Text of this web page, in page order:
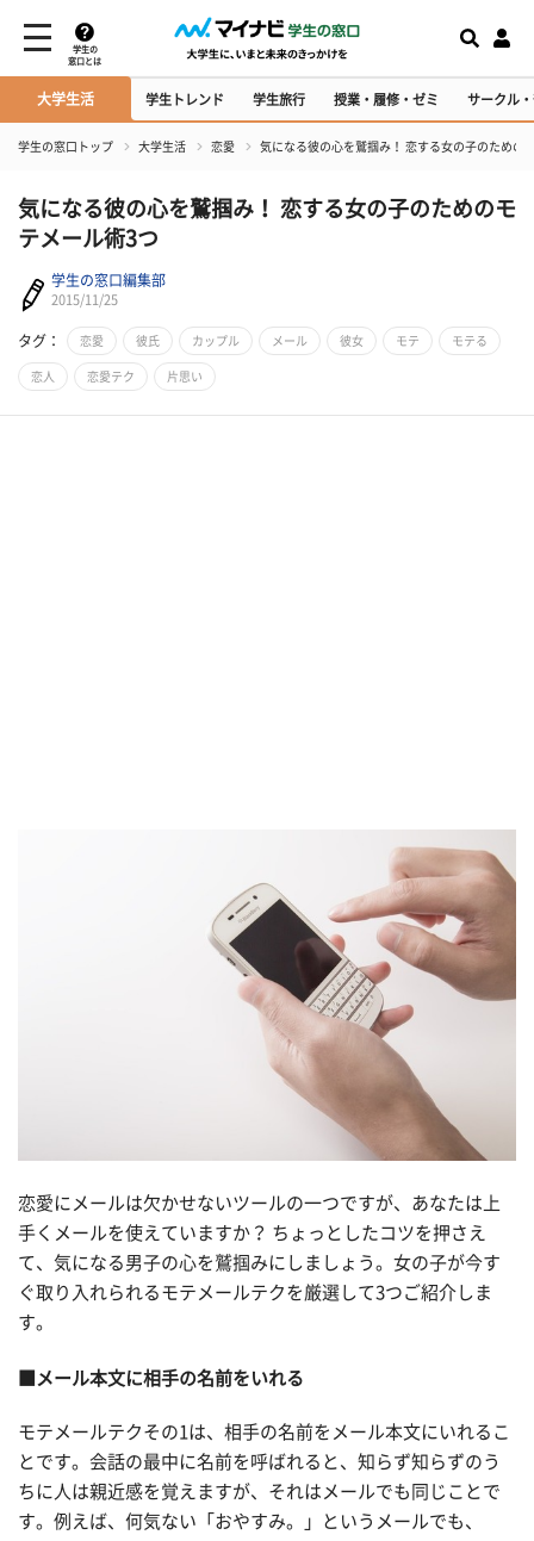
学生の
窓口とは
大学生活 学生トレンド 学生旅行 授業・履修・ゼミ サークル
学生の窓口トップ 大学生活 恋愛 気になる彼の心を鷲掴み！ 恋する女の子のための
気になる彼の心を鷲掴み！ 恋する女の子のためのモ
テメール術3つ
学生の窓口編集部
2015/11/25
タグ： 恋愛 彼氏 カップル メール 彼女 モテ モテる
恋人 恋愛テク 片思い
恋愛にメールは欠かせないツールの一つですが、あなたは上
手くメールを使えていますか？ ちょっとしたコツを押さえ
て、気になる男子の心を鷲掴みにしましょう。女の子が今す
ぐ取り入れられるモテメールテクを厳選して3つご紹介しま
す。
■メール本文に相手の名前をいれる
モテメールテクその1は、相手の名前をメール本文にいれるこ
とです。会話の最中に名前を呼ばれると、知らず知らずのう
ちに人は親近感を覚えますが、それはメールでも同じことで
す。例えば、何気ない「おやすみ。」というメールでも、